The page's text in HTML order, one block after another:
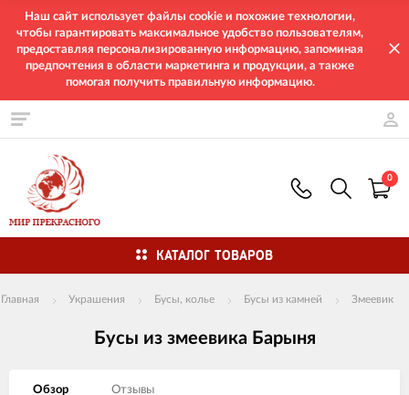
Наш сайт использует файлы cookie и похожие технологии,
чтобы гарантировать максимальное удобство пользователям,
предоставляя персонализированную информацию, запоминая
предпочтения в области маркетинга и продукции, а также
помогая получить правильную информацию.
0
КАТАЛОГ ТОВАРОВ
Главная Украшения Бусы, колье Бусы из камней Змеевик
Бусы из змеевика Барыня
Обзор Отзывы